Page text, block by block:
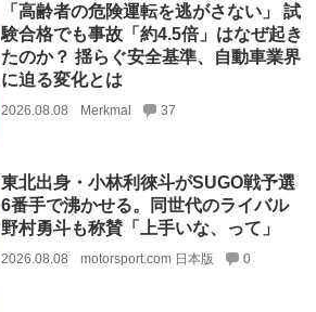
「高齢者の危険運転を逃がさない」 試
験合格でも事故「約4.5倍」はなぜ起き
たのか？ 揺らぐ安全基準、自動車業界
に迫る変化とは
2026.08.08 Merkmal 37
東北出身・小林利徠斗がSUGO戦予選
6番手で沸かせる。同世代のライバル
野村勇斗も称賛「上手いな、って」
2026.08.08 motorsport.com 日本版 0